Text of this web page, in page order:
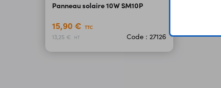
Panneau solaire 10W SM10P
15,90 € TTC
13,25 € HT Code : 27126